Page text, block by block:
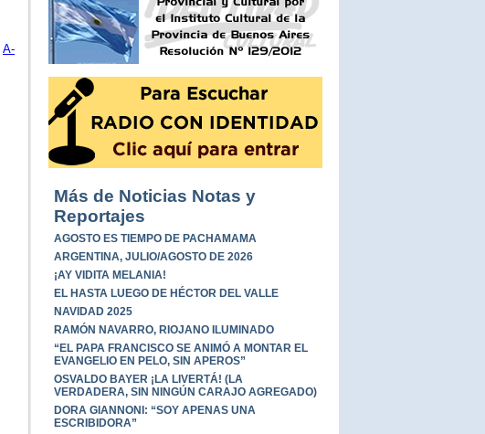
A-
Más de Noticias Notas y
Reportajes
AGOSTO ES TIEMPO DE PACHAMAMA
ARGENTINA, JULIO/AGOSTO DE 2026
¡AY VIDITA MELANIA!
EL HASTA LUEGO DE HÉCTOR DEL VALLE
NAVIDAD 2025
RAMÓN NAVARRO, RIOJANO ILUMINADO
“EL PAPA FRANCISCO SE ANIMÓ A MONTAR EL
EVANGELIO EN PELO, SIN APEROS”
OSVALDO BAYER ¡LA LIVERTÁ! (LA
VERDADERA, SIN NINGÚN CARAJO AGREGADO)
DORA GIANNONI: “SOY APENAS UNA
ESCRIBIDORA”